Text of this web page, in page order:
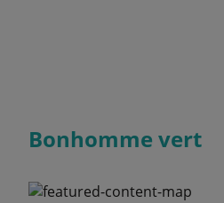
Bonhomme vert